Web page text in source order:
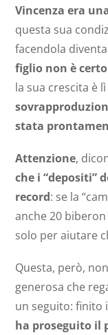
Vincenza era
questa sua
facendola
figlio non è
la sua crescita è
stata
Attenzione,
che i “depositi”
record: se la
anche 20
solo per aiutare
Questa, però,
generosa che
un seguito:
ha proseguito il